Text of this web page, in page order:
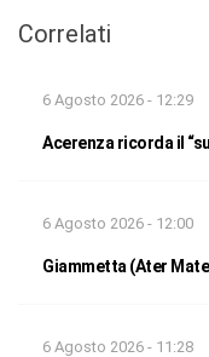
Correlati
6 Agosto 2026 - 12:29
Acerenza ricorda il
6 Agosto 2026 - 12:00
Giammetta (Ater
6 Agosto 2026 - 11:28